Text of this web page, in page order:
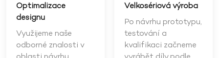
Optimalizace
designu
Využijeme naše
odborné znalosti v
Velkosériová výroba
Po návrhu prototypu,
testování a
kvalifikaci začneme